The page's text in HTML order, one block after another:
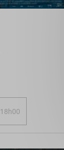
18h00